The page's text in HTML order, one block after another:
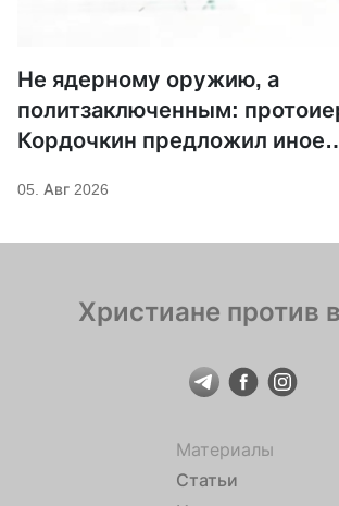
Не ядерному оружию, а
политзаключенным:
Кордочкин предложил иное
Саровского
05. Авг 2026
Христиане против
Материалы
Статьи